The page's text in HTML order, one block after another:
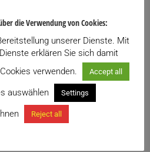
die Verwendung von Cookies:
unserer Dienste. Mit
erklären Sie sich damit
verwenden.
Accept all
auswählen Settings
Reject all